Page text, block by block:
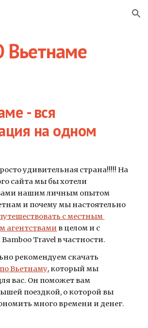
Skip to navigation
Вьетнаме
- вся
на одном
удивительная страна!!!!! На
сайта мы бы хотели
нашим личным опытом
и почему мы настоятельно
с местным
агентствами в целом и с
Travel в частности.
рекомендуем скачать
Вьетнаму, который мы
вас. Он поможет вам
поездкой, о которой вы
много времени и денег.